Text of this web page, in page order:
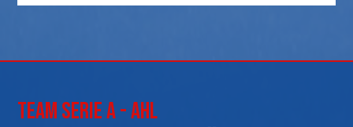
Team Serie A - AHL